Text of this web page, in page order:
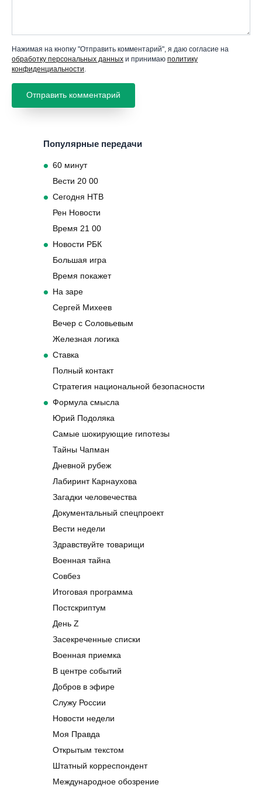
Нажимая на кнопку "Отправить комментарий", я даю согласие на
обработку персональных данных и принимаю политику
конфиденциальности
Популярные передачи
60 минут
Вести 20 00
Сегодня НТВ
Рен Новости
Время 21 00
Новости РБК
Большая игра
Время покажет
На заре
Сергей Михеев
Вечер с Соловьевым
Железная логика
Ставка
Полный контакт
Стратегия национальной безопасности
Формула смысла
Юрий Подоляка
Самые шокирующие гипотезы
Тайны Чапман
Дневной рубеж
Лабиринт Карнаухова
Загадки человечества
Документальный спецпроект
Вести недели
Здравствуйте товарищи
Военная тайна
Совбез
Итоговая программа
Постскриптум
День Z
Засекреченные списки
Военная приемка
В центре событий
Добров в эфире
Служу России
Новости недели
Моя Правда
Открытым текстом
Штатный корреспондент
Международное обозрение